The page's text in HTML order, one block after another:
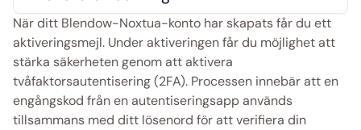
När ditt Blendow-Noxtua-konto har skapats får du ett
aktiveringsmejl. Under aktiveringen får du möjlighet att
stärka säkerheten genom att aktivera
tvåfaktorsautentisering (2FA). Processen innebär att en
engångskod från en autentiseringsapp används
tillsammans med ditt lösenord för att verifiera din